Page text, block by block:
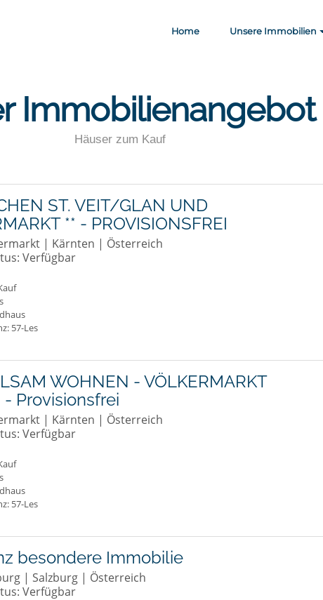
Home Unsere Immobilien
Immobilienangebot
Häuser zum Kauf
ST. VEIT/GLAN UND
** - PROVISIONSFREI
| Kärnten | Österreich
Verfügbar
57-Les
WOHNEN - VÖLKERMARKT
- Provisionsfrei
| Kärnten | Österreich
Verfügbar
57-Les
besondere Immobilie
| Salzburg | Österreich
Verfügbar